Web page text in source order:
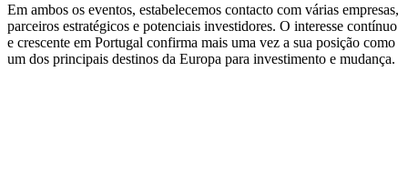
Em ambos os eventos, estabelecemos contacto com várias empresas,
parceiros estratégicos e potenciais investidores. O interesse contínuo
e crescente em Portugal confirma mais uma vez a sua posição como
um dos principais destinos da Europa para investimento e mudança.